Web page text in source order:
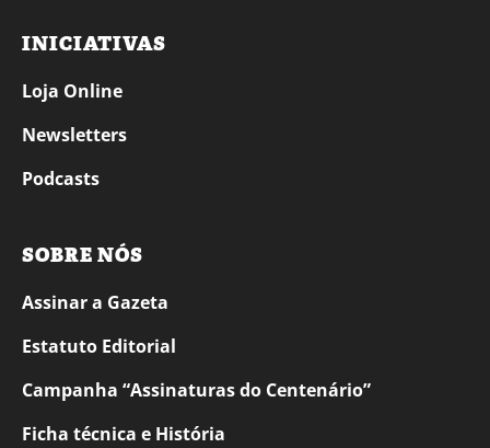
INICIATIVAS
Loja Online
Newsletters
Podcasts
SOBRE NÓS
Assinar a Gazeta
Estatuto Editorial
Campanha “Assinaturas do Centenário”
Ficha técnica e História